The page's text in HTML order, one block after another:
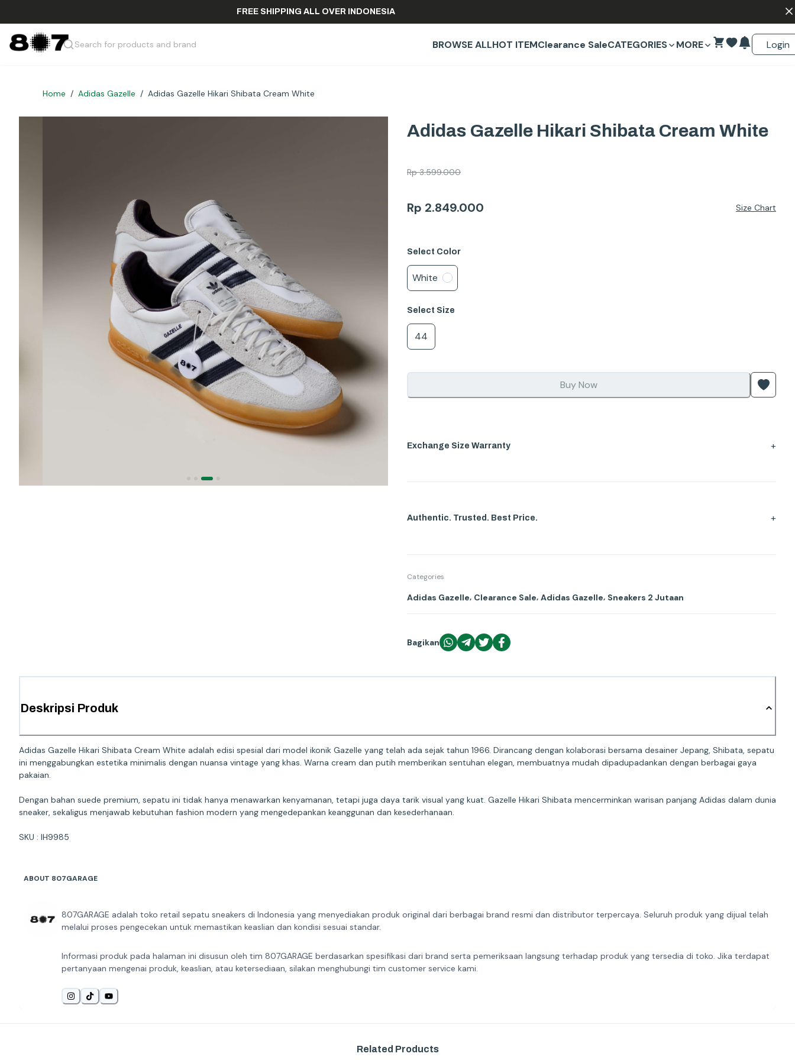
FREE SHIPPING ALL OVER INDONESIA
Search for products and brand BROWSE ALLHOT ITEMClearance SaleCATEGORIES MORE Login
Home / Adidas Gazelle / Adidas Gazelle Hikari Shibata Cream White
Adidas Gazelle Hikari Shibata Cream White
Rp3.599.000
Rp 2.849.000 Size Chart
Select Color
White
Select Size
44
Buy Now
Exchange Size Warranty +
Authentic. Trusted. Best Price. +
Categories
Adidas Gazelle, Clearance Sale, Adidas Gazelle, Sneakers 2 Jutaan
Bagikan
Deskripsi Produk
Adidas Gazelle Hikari Shibata Cream White adalah edisi spesial dari model ikonik Gazelle yang telah ada sejak tahun 1966. Dirancang dengan kolaborasi bersama desainer Jepang, Shibata, sepatu
ini menggabungkan estetika minimalis dengan nuansa vintage yang khas. Warna cream dan putih memberikan sentuhan elegan, membuatnya mudah dipadupadankan dengan berbagai gaya
pakaian.
Dengan bahan suede premium, sepatu ini tidak hanya menawarkan kenyamanan, tetapi juga daya tarik visual yang kuat. Gazelle Hikari Shibata mencerminkan warisan panjang Adidas dalam dunia
sneaker, sekaligus menjawab kebutuhan fashion modern yang mengedepankan keanggunan dan kesederhanaan.
SKU : IH9985
ABOUT 807GARAGE
807GARAGE adalah toko retail sepatu sneakers di Indonesia yang menyediakan produk original dari berbagai brand resmi dan distributor terpercaya. Seluruh produk yang dijual telah
melalui proses pengecekan untuk memastikan keaslian dan kondisi sesuai standar.
Informasi produk pada halaman ini disusun oleh tim 807GARAGE berdasarkan spesifikasi dari brand serta pemeriksaan langsung terhadap produk yang tersedia di toko. Jika terdapat
pertanyaan mengenai produk, keaslian, atau ketersediaan, silakan menghubungi tim customer service kami.
Related Products